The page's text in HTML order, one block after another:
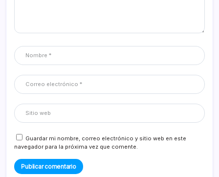
Guardar mi nombre, correo electrónico y sitio web en este
navegador para la próxima vez que comente.